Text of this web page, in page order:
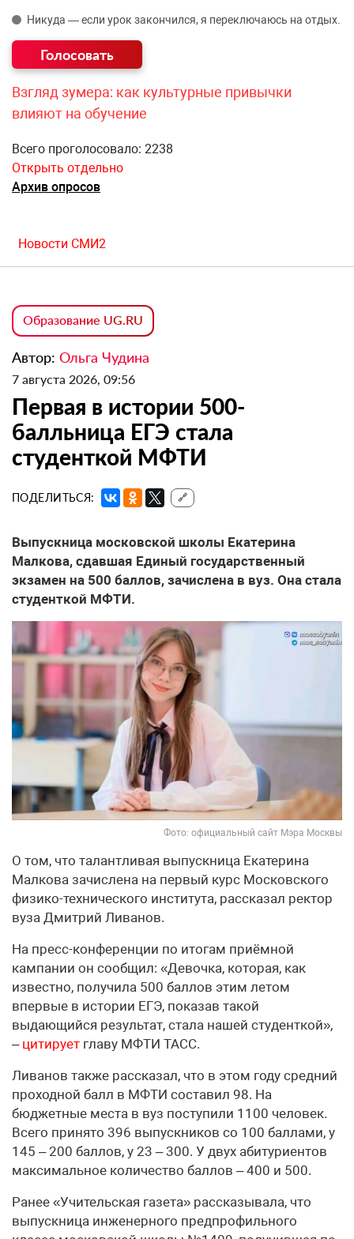
Никуда — если урок закончился, я переключаюсь на отдых.
Взгляд зумера: как культурные привычки
влияют на обучение
Всего проголосовало: 2238
Открыть отдельно
Архив опросов
Новости СМИ2
Образование UG.RU
Автор: Ольга Чудина
7 августа 2026, 09:56
Первая в истории 500-
балльница ЕГЭ стала
студенткой МФТИ
ПОДЕЛИТЬСЯ: 🔗
Выпускница московской школы Екатерина
Малкова, сдавшая Единый государственный
экзамен на 500 баллов, зачислена в вуз. Она стала
студенткой МФТИ.
Фото: официальный сайт Мэра Москвы
О том, что талантливая выпускница Екатерина
Малкова зачислена на первый курс Московского
физико-технического института, рассказал ректор
вуза Дмитрий Ливанов.
На пресс-конференции по итогам приёмной
кампании он сообщил: «Девочка, которая, как
известно, получила 500 баллов этим летом
впервые в истории ЕГЭ, показав такой
выдающийся результат, стала нашей студенткой»,
– цитирует главу МФТИ ТАСС.
Ливанов также рассказал, что в этом году средний
проходной балл в МФТИ составил 98. На
бюджетные места в вуз поступили 1100 человек.
Всего принято 396 выпускников со 100 баллами, у
145 – 200 баллов, у 23 – 300. У двух абитуриентов
максимальное количество баллов – 400 и 500.
Ранее «Учительская газета» рассказывала, что
выпускница инженерного предпрофильного